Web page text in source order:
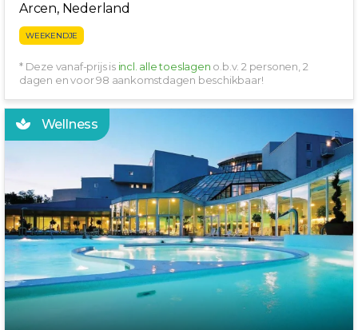
Arcen, Nederland
WEEKENDJE
* Deze vanaf-prijs is incl. alle toeslagen o.b.v. 2 personen, 2
dagen en voor 98 aankomstdagen beschikbaar!
Wellness
GRATIS LUXE SLIPPERS